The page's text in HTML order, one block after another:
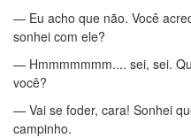
— Eu acho que não. Você
sonhei com ele?
— Hmmmmmmm.... sei, sei.
você?
— Vai se foder, cara! Sonhei
campinho.